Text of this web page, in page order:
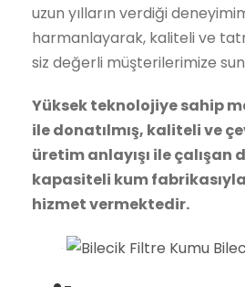
uzun yılların verdiği
harmanlayarak, kaliteli ve
siz değerli müşterilerimize
Yüksek teknolojiye sahip
ile donatılmış, kaliteli ve
üretim anlayışı ile çalışan
kapasiteli kum
hizmet vermektedir.